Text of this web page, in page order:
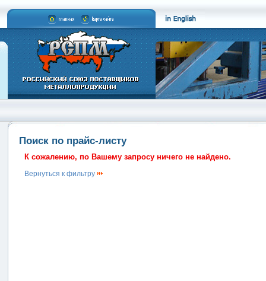
Поиск по прайс-листу
К сожалению, по Вашему запросу ничего не найдено.
Вернуться к фильтру